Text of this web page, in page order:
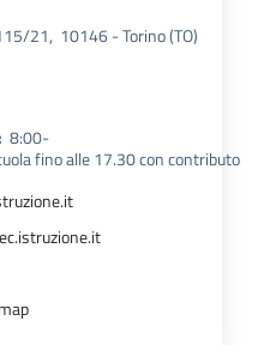
21, 10146 - Torino (TO)
8:00-
fino alle 17.30 con contributo